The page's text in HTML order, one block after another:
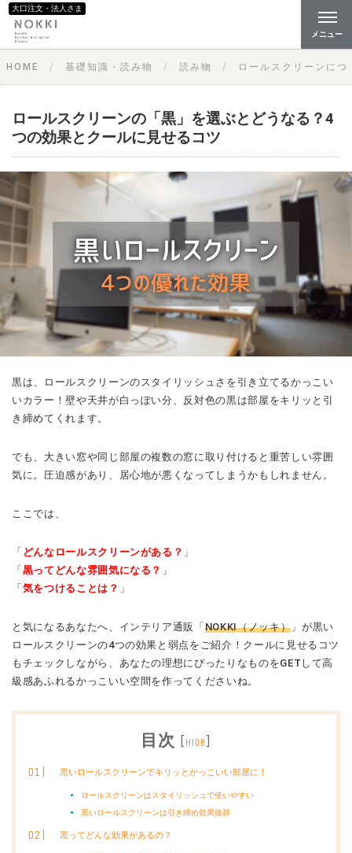
大口注文・法人さま
メニュー
HOME 基礎知識・読み物 読み物 ロールスクリーンにつ
ロールスクリーンの「黒」を選ぶとどうなる？4
つの効果とクールに見せるコツ
黒は、ロールスクリーンのスタイリッシュさを引き立てるかっこい
いカラー！壁や天井が白っぽい分、反対色の黒は部屋をキリッと引
き締めてくれます。
でも、大きい窓や同じ部屋の複数の窓に取り付けると重苦しい雰囲
気に。圧迫感があり、居心地が悪くなってしまうかもしれません。
ここでは、
「 どんなロールスクリーンがある？ 」
「 黒ってどんな雰囲気になる？ 」
「 気をつけることは？ 」
と気になるあなたへ、インテリア通販「 NOKKI（ノッキ） 」が黒い
ロールスクリーンの4つの効果と弱点をご紹介！クールに見せるコツ
もチェックしながら、あなたの理想にぴったりなものをGETして高
級感あふれるかっこいい空間を作ってくださいね。
目次 [hide]
黒いロールスクリーンでキリッとかっこいい部屋に！
ロールスクリーンはスタイリッシュで使いやすい
黒いロールスクリーンは引き締め効果抜群
黒ってどんな効果があるの？